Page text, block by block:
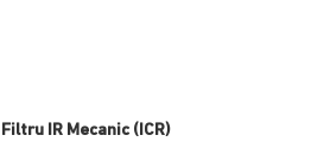
Filtru IR Mecanic (ICR)